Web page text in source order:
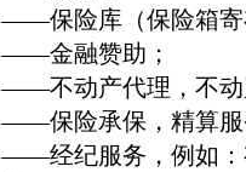
——保险库（保险箱寄
——金融赞助；
——不动产代理，不动
——保险承保，精算服
——经纪服务，例如：